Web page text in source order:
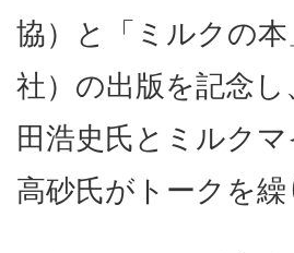
協）と「ミルクの
社）の出版を記念
田浩史氏とミルク
高砂氏がトークを繰